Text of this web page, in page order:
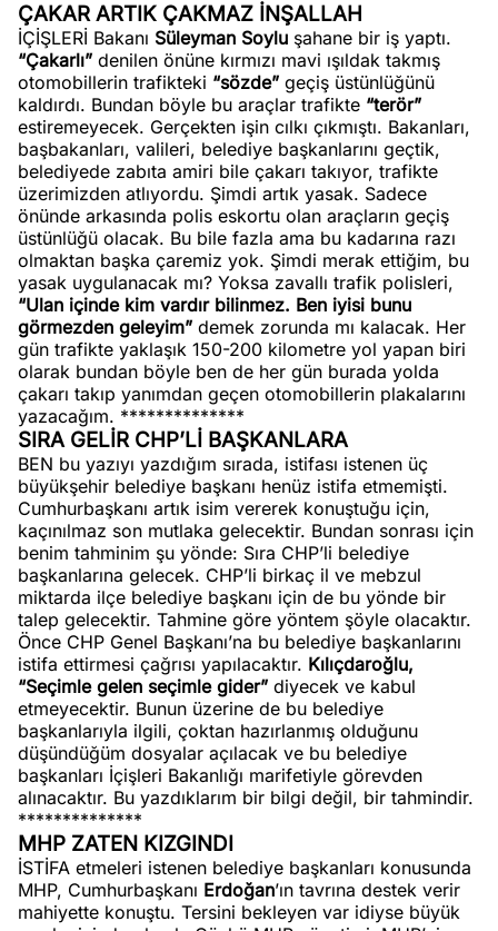
ÇAKAR ARTIK ÇAKMAZ İNŞALLAH
İÇİŞLERİ Bakanı Süleyman Soylu şahane bir iş yaptı.
“Çakarlı” denilen önüne kırmızı mavi ışıldak takmış
otomobillerin trafikteki “sözde” geçiş üstünlüğünü
kaldırdı. Bundan böyle bu araçlar trafikte “terör”
estiremeyecek. Gerçekten işin cılkı çıkmıştı. Bakanları,
başbakanları, valileri, belediye başkanlarını geçtik,
belediyede zabıta amiri bile çakarı takıyor, trafikte
üzerimizden atlıyordu. Şimdi artık yasak. Sadece
önünde arkasında polis eskortu olan araçların geçiş
üstünlüğü olacak. Bu bile fazla ama bu kadarına razı
olmaktan başka çaremiz yok. Şimdi merak ettiğim, bu
yasak uygulanacak mı? Yoksa zavallı trafik polisleri,
“Ulan içinde kim vardır bilinmez. Ben iyisi bunu
görmezden geleyim” demek zorunda mı kalacak. Her
gün trafikte yaklaşık 150-200 kilometre yol yapan biri
olarak bundan böyle ben de her gün burada yolda
çakarı takıp yanımdan geçen otomobillerin plakalarını
yazacağım. **************
SIRA GELİR CHP’Lİ BAŞKANLARA
BEN bu yazıyı yazdığım sırada, istifası istenen üç
büyükşehir belediye başkanı henüz istifa etmemişti.
Cumhurbaşkanı artık isim vererek konuştuğu için,
kaçınılmaz son mutlaka gelecektir. Bundan sonrası için
benim tahminim şu yönde: Sıra CHP’li belediye
başkanlarına gelecek. CHP’li birkaç il ve mebzul
miktarda ilçe belediye başkanı için de bu yönde bir
talep gelecektir. Tahmine göre yöntem şöyle olacaktır.
Önce CHP Genel Başkanı’na bu belediye başkanlarını
istifa ettirmesi çağrısı yapılacaktır. Kılıçdaroğlu,
“Seçimle gelen seçimle gider” diyecek ve kabul
etmeyecektir. Bunun üzerine de bu belediye
başkanlarıyla ilgili, çoktan hazırlanmış olduğunu
düşündüğüm dosyalar açılacak ve bu belediye
başkanları İçişleri Bakanlığı marifetiyle görevden
alınacaktır. Bu yazdıklarım bir bilgi değil, bir tahmindir.
**************
MHP ZATEN KIZGINDI
İSTİFA etmeleri istenen belediye başkanları konusunda
MHP, Cumhurbaşkanı Erdoğan’ın tavrına destek verir
mahiyette konuştu. Tersini bekleyen var idiyse büyük